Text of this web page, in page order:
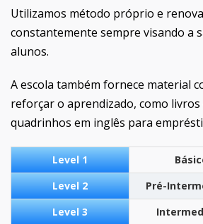
Utilizamos método próprio e
constantemente sempre visando a
alunos.
A escola também fornece material
reforçar o aprendizado, como
quadrinhos em inglês para
Level 1
Level 2
Pré-
Level 3